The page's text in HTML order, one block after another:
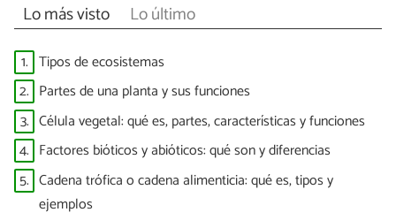
Lo más visto Lo último
1. Tipos de ecosistemas
2. Partes de una planta y sus funciones
3. Célula vegetal: qué es, partes, características y funciones
4. Factores bióticos y abióticos: qué son y diferencias
5. Cadena trófica o cadena alimenticia: qué es, tipos y
ejemplos